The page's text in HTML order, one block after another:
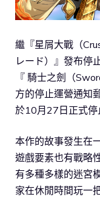
繼『星屑大戰（
レード）』發布停
『 騎士之劍（
方的停止運營通知
於10月27日正式停
本作的故事發生在
遊戲要素也有戰略
有多種多樣的迷宮
家在休閒時間玩一